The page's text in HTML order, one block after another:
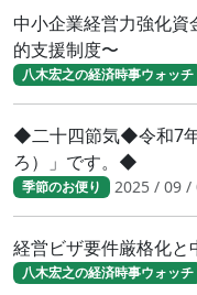
中小企業経営力強化
的支援制度〜
八木宏之の経済時事ウォッチ
◆二十四節気◆令和7
ろ）」です。◆
季節のお便り 2025 / 09 /
経営ビザ要件厳格化と
八木宏之の経済時事ウォッチ